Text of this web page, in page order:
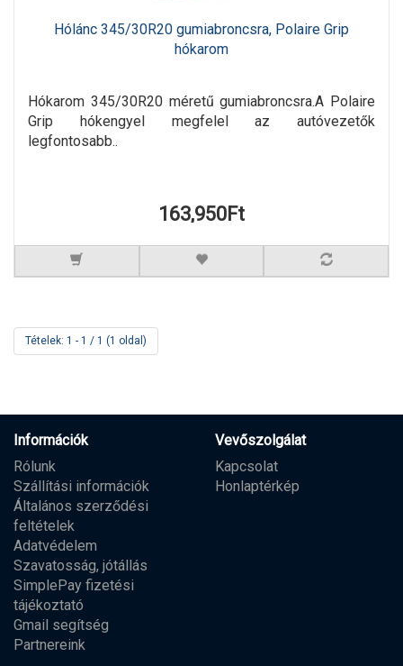
Hólánc 345/30R20 gumiabroncsra, Polaire Grip
hókarom
Hókarom 345/30R20 méretű gumiabroncsra.A Polaire
Grip hókengyel megfelel az autóvezetők
legfontosabb..
163,950Ft
Tételek: 1 - 1 / 1 (1 oldal)
Információk
Rólunk
Szállítási információk
Általános szerződési
feltételek
Adatvédelem
Szavatosság, jótállás
SimplePay fizetési
tájékoztató
Gmail segítség
Partnereink
Vevőszolgálat
Kapcsolat
Honlaptérkép